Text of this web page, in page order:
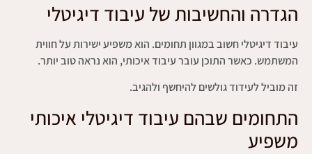
הגדרה והחשיבות של עיבוד דיגיטלי
עיבוד דיגיטלי חשוב במגוון תחומים. הוא משפיע ישירות על חווית
המשתמש. כאשר התוכן עובר עיבוד איכותי, הוא נראה טוב יותר.
זה מוביל לעידוד גולשים להיחשף ולהגיב.
התחומים שבהם עיבוד דיגיטלי איכותי
משפיע